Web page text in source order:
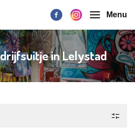
Menu
in Lelystad